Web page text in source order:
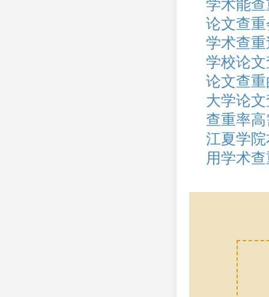
学术能
论文查
学术查
学校论
论文查
大学论
查重率
江夏学
用学术